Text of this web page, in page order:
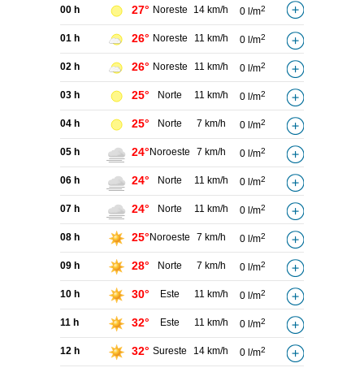
00 h 27° Noreste 14 km/h 0 l/m2
01 h 26° Noreste 11 km/h 0 l/m2
02 h 26° Noreste 11 km/h 0 l/m2
03 h 25° Norte 11 km/h 0 l/m2
04 h 25° Norte 7 km/h 0 l/m2
05 h 24° Noroeste 7 km/h 0 l/m2
06 h 24° Norte 11 km/h 0 l/m2
07 h 24° Norte 11 km/h 0 l/m2
08 h 25° Noroeste 7 km/h 0 l/m2
09 h 28° Norte 7 km/h 0 l/m2
10 h 30° Este 11 km/h 0 l/m2
11 h 32° Este 11 km/h 0 l/m2
12 h 32° Sureste 14 km/h 0 l/m2